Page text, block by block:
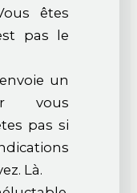
êtes
pas le
un
vous
pas si
Là.